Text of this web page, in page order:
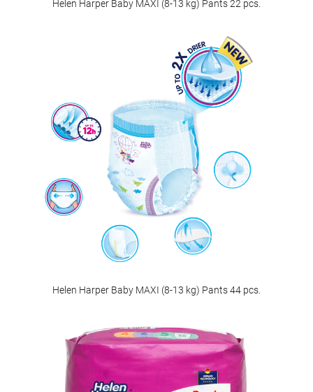
Helen Harper Baby MAXI (8-13 kg) Pants 22 pcs.
Helen Harper Baby MAXI (8-13 kg) Pants 44 pcs.